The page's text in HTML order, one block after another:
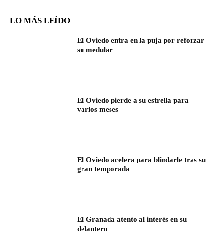
LO MÁS LEÍDO
El Oviedo entra en la puja por reforzar
su medular
El Oviedo pierde a su estrella para
varios meses
El Oviedo acelera para blindarle tras su
gran temporada
El Granada atento al interés en su
delantero